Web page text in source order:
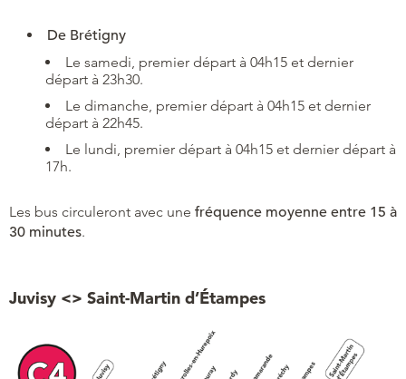
De Brétigny
Le samedi, premier départ à 04h15 et dernier
départ à 23h30.
Le dimanche, premier départ à 04h15 et dernier
départ à 22h45.
Le lundi, premier départ à 04h15 et dernier départ à
17h.
Les bus circuleront avec une fréquence moyenne entre 15 à
30 minutes.
Juvisy <> Saint-Martin d’Étampes